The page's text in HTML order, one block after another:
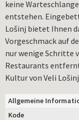
keine
entstehen.
Lošinj bietet Ihnen
Vorgeschmack auf
nur wenige Schritte
Restaurants
Kultur von Veli
Allgemeine
Kode